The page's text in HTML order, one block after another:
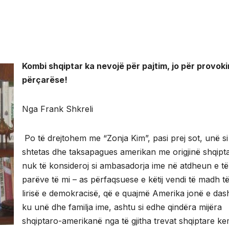
Kombi shqiptar ka nevojë për pajtim, jo për
përçarëse!
Nga Frank Shkreli
Po të drejtohem me “Zonja Kim”, pasi prej sot, unë si
shtetas dhe taksapagues amerikan me origjinë
nuk të konsideroj si ambasadorja ime në atdheun e të
parëve të mi – as përfaqsuese e këtij vendi të madh të
lirisë e demokracisë, që e quajmë Amerika jonë e
ku unë dhe familja ime, ashtu si edhe qindëra mijëra
shqiptaro-amerikanë nga të gjitha trevat shqiptare